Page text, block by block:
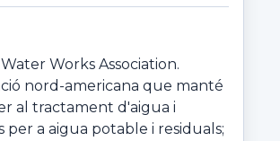
Works Association.
nord-americana que manté
al tractament d'aigua i
per a aigua potable i residuals;